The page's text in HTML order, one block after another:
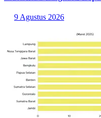
9 Agustus 2026